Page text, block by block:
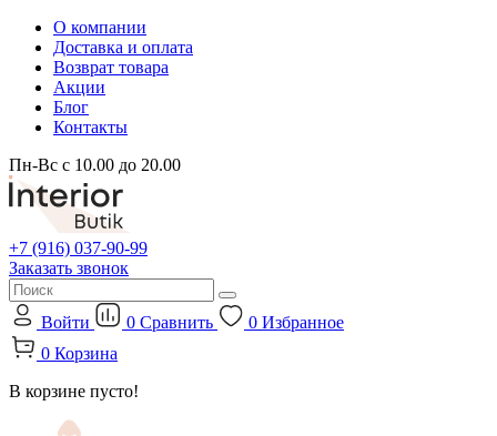
О компании
Доставка и оплата
Возврат товара
Акции
Блог
Контакты
Пн-Вс с 10.00 до 20.00
+7 (916) 037-90-99
Заказать звонок
Войти 0 Сравнить 0 Избранное
0 Корзина
В корзине пусто!